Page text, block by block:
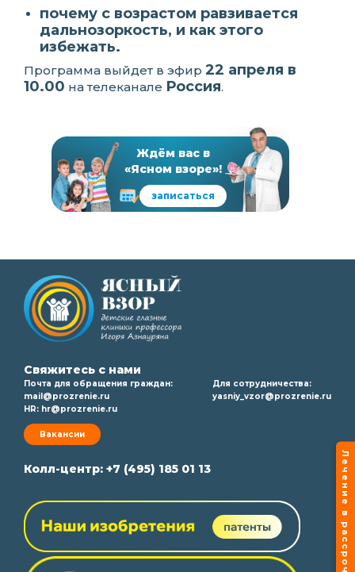
почему с возрастом равзивается
дальнозоркость, и как этого
избежать.
Программа выйдет в эфир 22 апреля в
10.00 на телеканале Россия.
Ждём вас в
«Ясном взоре»!
записаться
Свяжитесь с нами
Почта для обращения граждан:
mail@prozrenie.ru
HR: hr@prozrenie.ru
Вакансии
Для сотрудничества:
yasniy_vzor@prozrenie.ru
Колл-центр: +7 (495) 185 01 13 Лечение в рассрочку